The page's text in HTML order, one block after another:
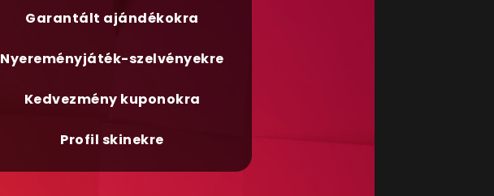
Garantált ajándékokra
Nyereményjáték-szelvényekre
Kedvezmény kuponokra
Profil skinekre